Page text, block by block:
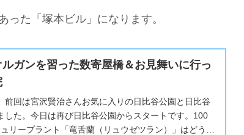
った「塚本ビル」になります。
ガンを習った数寄屋橋＆お見舞いに行っ
前回は宮沢賢治さんお気に入りの日比谷公園と日比谷
した。今日は再び日比谷公園からスタートです。100
リープラント「竜舌蘭（リュウゼツラン）」はどうな